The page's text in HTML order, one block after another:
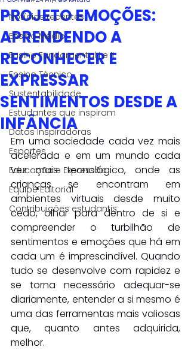
Notícias recentes
Ensino Médio
Ensino Fundamental I e II
Ensino Técnico
Sustentabilidade
Estudantes que inspiram
Datas Inspiradoras
Esportes
Educação e Expressão
Equipe Editorial
Contribuições estudantis
PROJETO EMOÇÕES:
APRENDENDO A
RECONHECER E
EXPRESSAR
SENTIMENTOS DESDE A
INFÂNCIA
Em uma sociedade cada vez mais
acelerada e em um mundo cada
vez mais tecnológico, onde as
crianças se encontram em
ambientes virtuais desde muito
cedo, olhar para dentro de si e
compreender o turbilhão de
sentimentos e emoções que há em
cada um é imprescindível. Quando
tudo se desenvolve com rapidez e
se torna necessário adequar-se
diariamente, entender a si mesmo é
uma das ferramentas mais valiosas
que, quanto antes adquirida,
melhor.